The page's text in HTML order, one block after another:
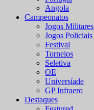
Angola
Campeonatos
Jogos Militares
Jogos Policiais
Festival
Torneios
Seletiva
OE
Universíade
GP Infraero
Destaques